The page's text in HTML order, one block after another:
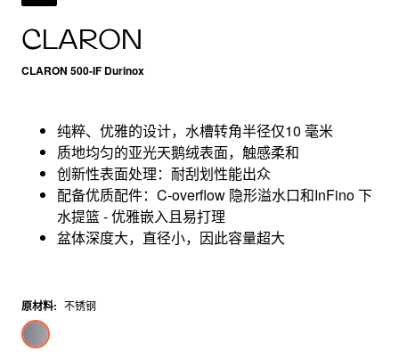
CLARON
CLARON 500-IF Durinox
纯粹、优雅的设计，水槽转角半径仅10 毫米
质地均匀的亚光天鹅绒表面，触感柔和
创新性表面处理：耐刮划性能出众
配备优质配件：C-overflow 隐形溢水口和InFino 下
水提篮 - 优雅嵌入且易打理
盆体深度大，直径小，因此容量超大
原材料: 不锈钢